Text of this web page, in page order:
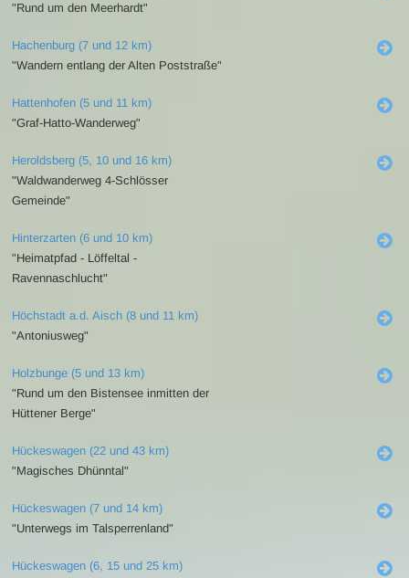
"Rund um den Meerhardt"
Hachenburg (7 und 12 km)
"Wandern entlang der Alten Poststraße"
Hattenhofen (5 und 11 km)
"Graf-Hatto-Wanderweg"
Heroldsberg (5, 10 und 16 km)
"Waldwanderweg 4-Schlösser
Gemeinde"
Hinterzarten (6 und 10 km)
"Heimatpfad - Löffeltal -
Ravennaschlucht"
Höchstadt a.d. Aisch (8 und 11 km)
"Antoniusweg"
Holzbunge (5 und 13 km)
"Rund um den Bistensee inmitten der
Hüttener Berge"
Hückeswagen (22 und 43 km)
"Magisches Dhünntal"
Hückeswagen (7 und 14 km)
"Unterwegs im Talsperrenland"
Hückeswagen (6, 15 und 25 km)